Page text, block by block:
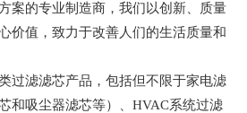
案的专业制造商，我们以创新、质量
价值，致力于改善人们的生活质量和
过滤滤芯产品，包括但不限于家电滤
和吸尘器滤芯等）、 HVAC系统过滤